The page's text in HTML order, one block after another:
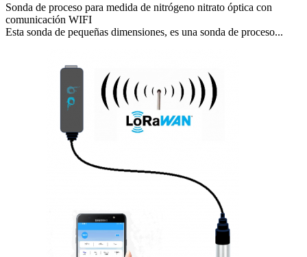
Sonda de proceso para medida de nitrógeno nitrato óptica con
comunicación WIFI
Esta sonda de pequeñas dimensiones, es una sonda de proceso...